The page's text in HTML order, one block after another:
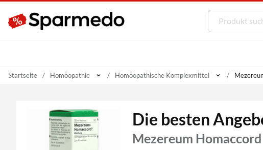
Startseite Homöopathie Homöopathische Komplexmittel
Die besten
Mezereum